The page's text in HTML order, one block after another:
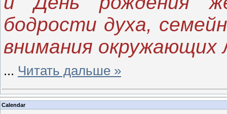
бодрости духа,
внимания окружающих
... Читать дальше »
Calendar